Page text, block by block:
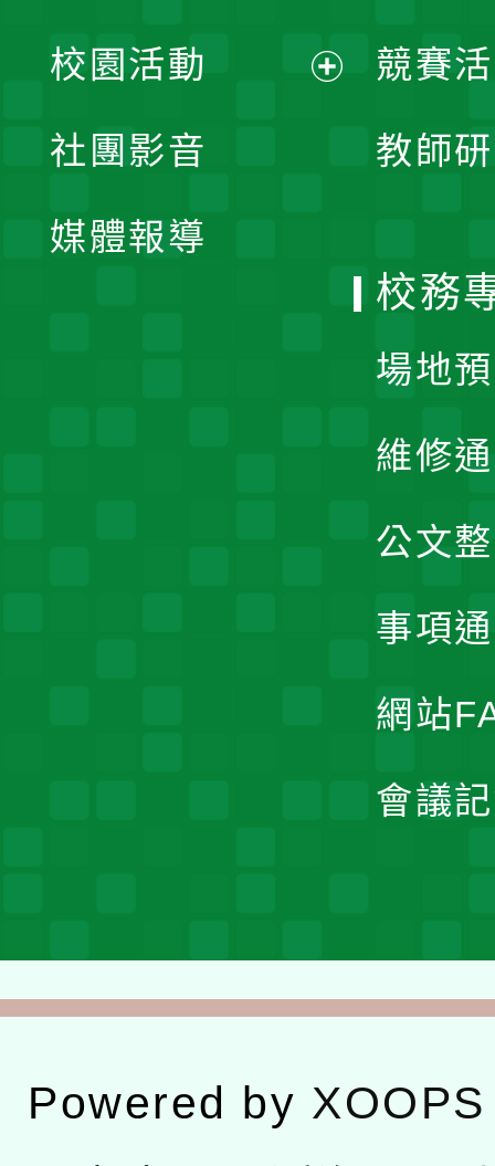
競賽
教師
開
校園活動
社團影音
媒體報導
校務
場地
維修
公文
事項
網站
會議
Powered by XOOPS